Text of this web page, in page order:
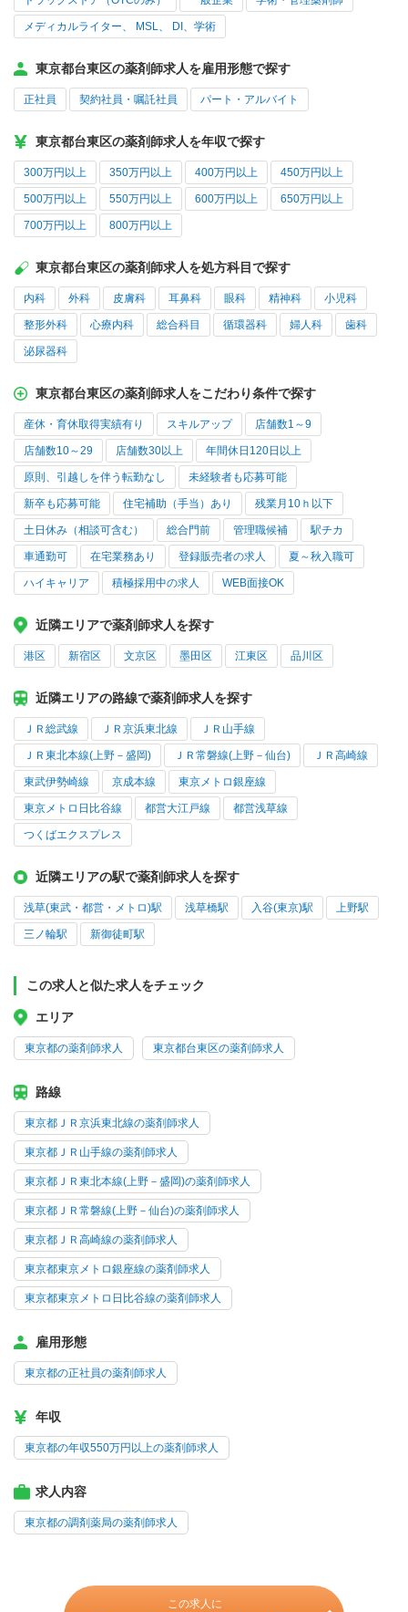
メディカルライター、 MSL、 DI、学術
東京都台東区の薬剤師求人を雇用形態で探す
正社員 契約社員・嘱託社員 パート・アルバイト
東京都台東区の薬剤師求人を年収で探す
300万円以上 350万円以上 400万円以上 450万円以上
500万円以上 550万円以上 600万円以上 650万円以上
700万円以上 800万円以上
東京都台東区の薬剤師求人を処方科目で探す
内科 外科 皮膚科 耳鼻科 眼科 精神科 小児科
整形外科 心療内科 総合科目 循環器科 婦人科 歯科
泌尿器科
東京都台東区の薬剤師求人をこだわり条件で探す
産休・育休取得実績有り スキルアップ 店舗数1～9
店舗数10～29 店舗数30以上 年間休日120日以上
原則、引越しを伴う転勤なし 未経験者も応募可能
新卒も応募可能 住宅補助（手当）あり 残業月10ｈ以下
土日休み（相談可含む） 総合門前 管理職候補 駅チカ
車通勤可 在宅業務あり 登録販売者の求人 夏～秋入職可
ハイキャリア 積極採用中の求人 WEB面接OK
近隣エリアで薬剤師求人を探す
港区 新宿区 文京区 墨田区 江東区 品川区
近隣エリアの路線で薬剤師求人を探す
ＪＲ総武線 ＪＲ京浜東北線 ＪＲ山手線
ＪＲ東北本線(上野－盛岡) ＪＲ常磐線(上野－仙台) ＪＲ高崎線
東武伊勢崎線 京成本線 東京メトロ銀座線
東京メトロ日比谷線 都営大江戸線 都営浅草線
つくばエクスプレス
近隣エリアの駅で薬剤師求人を探す
浅草(東武・都営・メトロ)駅 浅草橋駅 入谷(東京)駅 上野駅
三ノ輪駅 新御徒町駅
この求人と似た求人をチェック
エリア
東京都の薬剤師求人 東京都台東区の薬剤師求人
路線
東京都ＪＲ京浜東北線の薬剤師求人
東京都ＪＲ山手線の薬剤師求人
東京都ＪＲ東北本線(上野－盛岡)の薬剤師求人
東京都ＪＲ常磐線(上野－仙台)の薬剤師求人
東京都ＪＲ高崎線の薬剤師求人
東京都東京メトロ銀座線の薬剤師求人
東京都東京メトロ日比谷線の薬剤師求人
雇用形態
東京都の正社員の薬剤師求人
年収
東京都の年収550万円以上の薬剤師求人
求人内容
東京都の調剤薬局の薬剤師求人
この求人に